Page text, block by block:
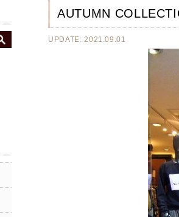
AUTUMN
UPDATE: 2021.09.01